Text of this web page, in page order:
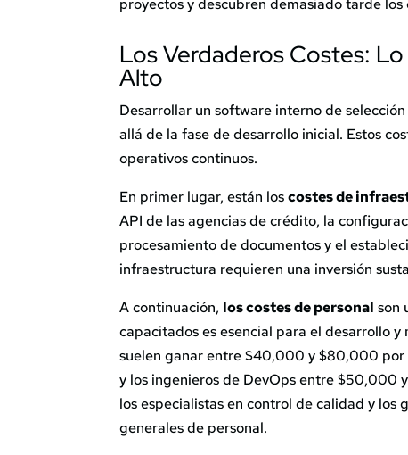
Los Verdaderos Costes: Lo
Alto
Desarrollar un software interno de
allá de la fase de desarrollo inicial. Estos
operativos continuos.
En primer lugar, están loscostes de
API de las agencias de crédito, la
procesamiento de documentos y el
infraestructura requieren una inversión
A continuación, los costes de personal son
capacitados es esencial para el desarrollo
suelen ganar entre $40,000 y $80,000
y los ingenieros de DevOps entre $50,000
los especialistas en control de calidad y
generales de personal.